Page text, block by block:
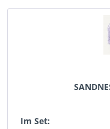
Im Set: